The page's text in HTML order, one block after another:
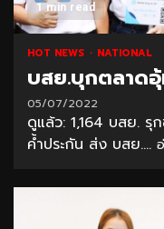
1 min read
HOT NEWS NATIONAL
บสย.บุกตลาดอุ้
05/07/2022
ดูแล้ว: 1,164 บสย. รุ
ค้ำประกัน ส่ง บสย....